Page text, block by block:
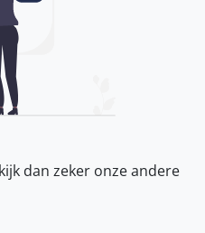
dan zeker onzeandere